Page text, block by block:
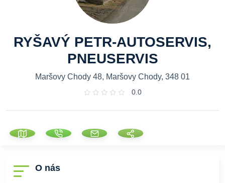
RYŠAVÝ PETR-AUTOSERVIS,
PNEUSERVIS
Maršovy Chody 48, Maršovy Chody, 348 01
0.0
O nás